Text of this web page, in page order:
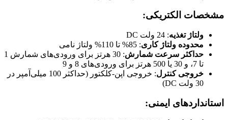
مشخصات الکتریکی:
ولتاژ تغذیه: 24 ولت DC
محدوده ولتاژ کاری: 85% تا 110% ولتاژ نامی
حداکثر سرعت شمارش
: 30 هرتز برای ورودی‌های شمارش 1
تا 7، و 30 یا 500 هرتز برای ورودی‌های 8 و 9
خروجی کنترل
: خروجی اپن-کلکتور (حداکثر 100 میلی‌آمپر در
30 ولت DC)
استانداردهای ایمنی: